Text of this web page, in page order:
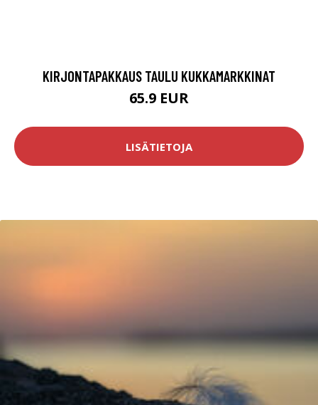
KIRJONTAPAKKAUS TAULU KUKKAMARKKINAT
65.9 EUR
LISÄTIETOJA